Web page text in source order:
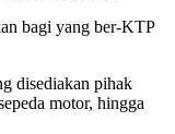
bagi yang ber-KTP
disediakan pihak
motor, hingga